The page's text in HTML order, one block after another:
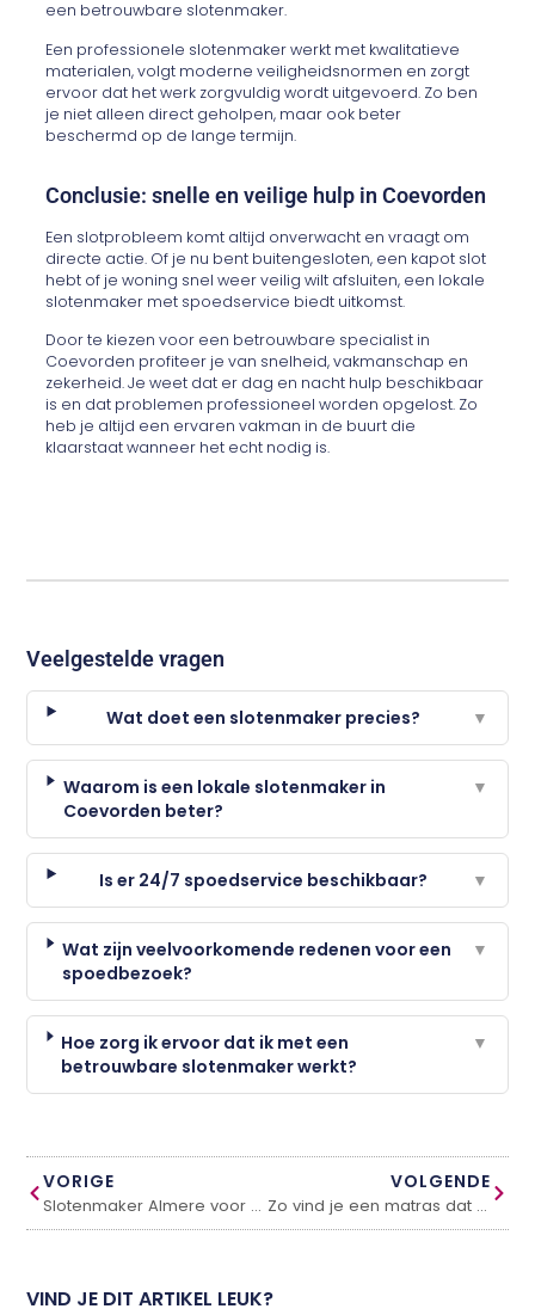
een betrouwbare slotenmaker.
Een professionele slotenmaker werkt met kwalitatieve
materialen, volgt moderne veiligheidsnormen en zorgt
ervoor dat het werk zorgvuldig wordt uitgevoerd. Zo ben
je niet alleen direct geholpen, maar ook beter
beschermd op de lange termijn.
Conclusie: snelle en veilige hulp in Coevorden
Een slotprobleem komt altijd onverwacht en vraagt om
directe actie. Of je nu bent buitengesloten, een kapot slot
hebt of je woning snel weer veilig wilt afsluiten, een lokale
slotenmaker met spoedservice biedt uitkomst.
Door te kiezen voor een betrouwbare specialist in
Coevorden profiteer je van snelheid, vakmanschap en
zekerheid. Je weet dat er dag en nacht hulp beschikbaar
is en dat problemen professioneel worden opgelost. Zo
heb je altijd een ervaren vakman in de buurt die
klaarstaat wanneer het echt nodig is.
Veelgestelde vragen
Wat doet een slotenmaker precies? ▼
Waarom is een lokale slotenmaker in
Coevorden beter?
▼
Is er 24/7 spoedservice beschikbaar? ▼
Wat zijn veelvoorkomende redenen voor een
spoedbezoek?
▼
Hoe zorg ik ervoor dat ik met een
betrouwbare slotenmaker werkt?
▼
VORIGE
Slotenmaker Almere voor snelle en professionele hulp
VOLGENDE
Zo vind je een matras dat echt bij je past
VIND JE DIT ARTIKEL LEUK?